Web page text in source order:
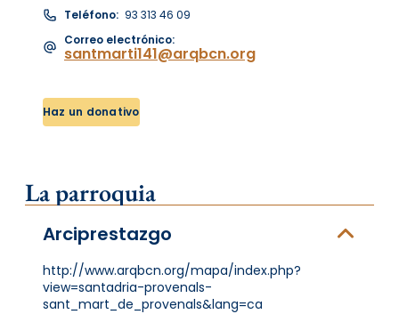
Teléfono: 93 313 46 09
Correo electrónico:
santmarti141@arqbcn.org
Haz un donativo
La parroquia
Arciprestazgo
http://www.arqbcn.org/mapa/index.php?
view=santadria-provenals-
sant_mart_de_provenals&lang=ca